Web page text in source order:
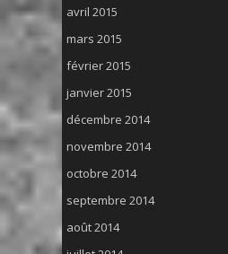
avril 2015
mars 2015
février 2015
janvier 2015
décembre 2014
novembre 2014
octobre 2014
septembre 2014
août 2014